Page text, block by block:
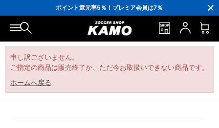
ポイント還元率5％！プレミア会員は7％
会員の方にはお誕生月に「10％OFFクーポン」プレゼント！
16,000円(税込)以上でシューズケースプレゼント！
3,300円(税込)以上で送料無料！
申し訳ございません。
ご指定の商品は販売終了か、ただ今お取扱いできない商品です。
ホームへ戻る